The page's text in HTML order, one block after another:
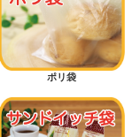
ポリ袋